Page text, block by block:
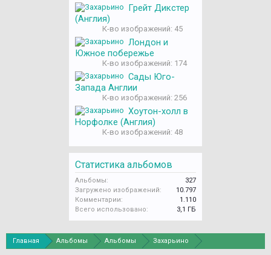
Грейт Дикстер
(Англия)
К-во изображений: 45
Лондон и
Южное побережье
К-во изображений: 174
Сады Юго-
Запада Англии
К-во изображений: 256
Хоутон-холл в
Норфолке (Англия)
К-во изображений: 48
Статистика альбомов
Альбомы:
327
Загружено изображений:
10.797
Комментарии:
1.110
Всего использовано:
3,1 ГБ
Главная Альбомы Альбомы Захарьино